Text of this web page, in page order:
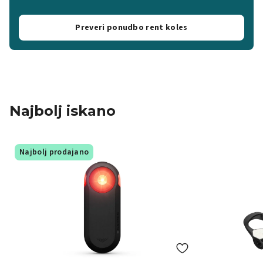
Preveri ponudbo rent koles
Najbolj iskano
Najbolj prodajano